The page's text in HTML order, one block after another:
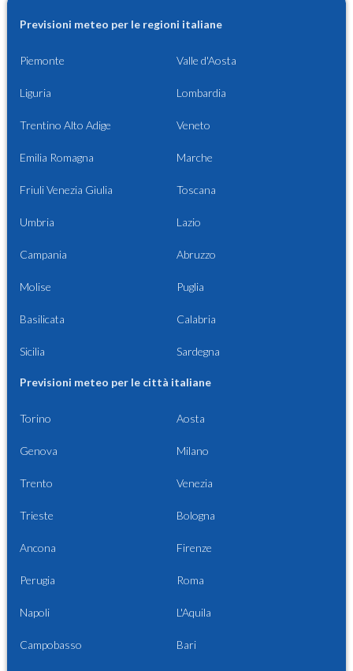
Previsioni meteo per le regioni italiane
Piemonte Valle d'Aosta
Liguria Lombardia
Trentino Alto Adige Veneto
Emilia Romagna Marche
Friuli Venezia Giulia Toscana
Umbria Lazio
Campania Abruzzo
Molise Puglia
Basilicata Calabria
Sicilia Sardegna
Previsioni meteo per le città italiane
Torino Aosta
Genova Milano
Trento Venezia
Trieste Bologna
Ancona Firenze
Perugia Roma
Napoli L'Aquila
Campobasso Bari